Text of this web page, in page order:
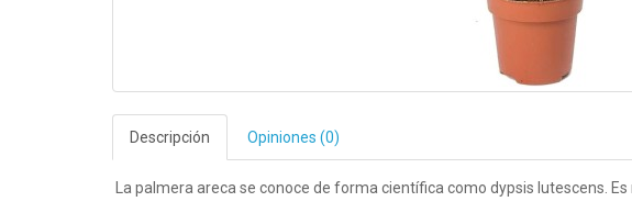
Descripción Opiniones (0)
La palmera areca se conoce de forma científica como dypsis lutescens.